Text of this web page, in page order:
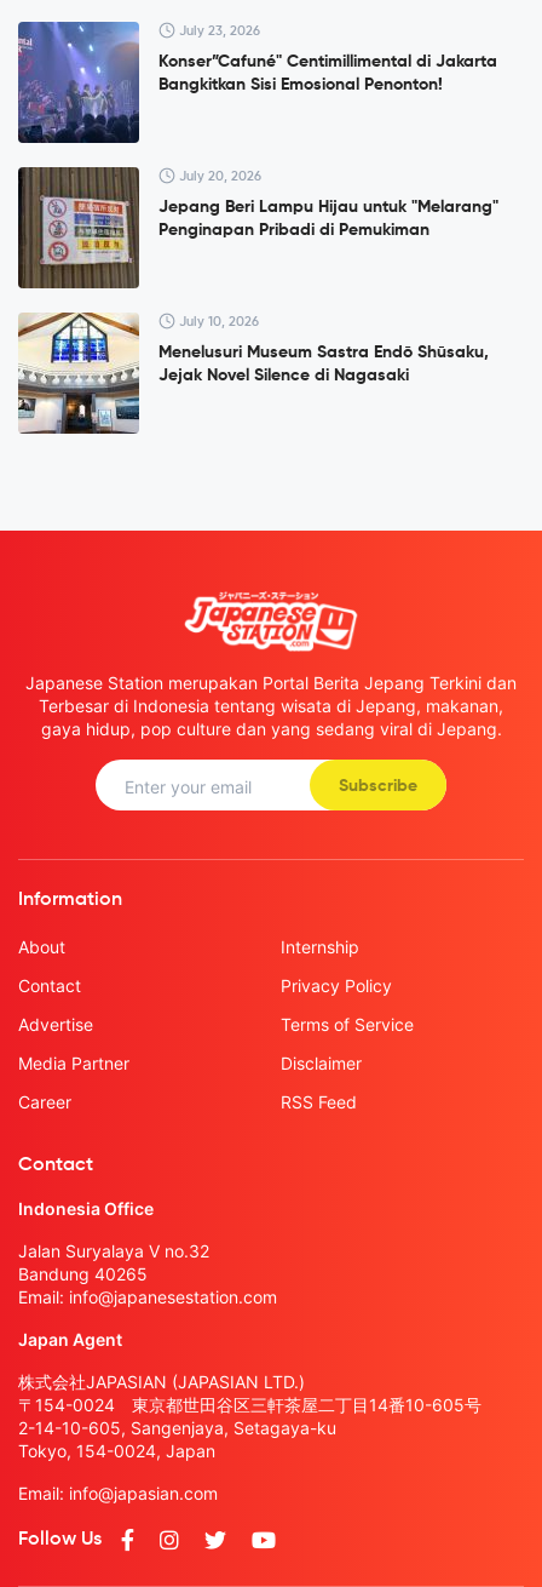
July 23, 2026
Konser”Cafuné" Centimillimental di Jakarta
Bangkitkan Sisi Emosional Penonton!
July 20, 2026
Jepang Beri Lampu Hijau untuk "Melarang"
Penginapan Pribadi di Pemukiman
July 10, 2026
Menelusuri Museum Sastra Endō Shūsaku,
Jejak Novel Silence di Nagasaki
Japanese Station merupakan Portal Berita Jepang Terkini dan
Terbesar di Indonesia tentang wisata di Jepang, makanan,
gaya hidup, pop culture dan yang sedang viral di Jepang.
Subscribe
Information
About
Contact
Advertise
Media Partner
Career
Internship
Privacy Policy
Terms of Service
Disclaimer
RSS Feed
Contact
Indonesia Office
Jalan Suryalaya V no.32
Bandung 40265
Email: info@japanesestation.com
Japan Agent
株式会社JAPASIAN (JAPASIAN LTD.)
〒154-0024 東京都世田谷区三軒茶屋二丁目14番10-605号
2-14-10-605, Sangenjaya, Setagaya-ku
Tokyo, 154-0024, Japan
Email: info@japasian.com
Follow Us